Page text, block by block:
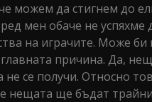
можем да стигнем до
мен обаче не
на играчите. Може
причина. Да,
се получи. Относно
ще бъдат трайни